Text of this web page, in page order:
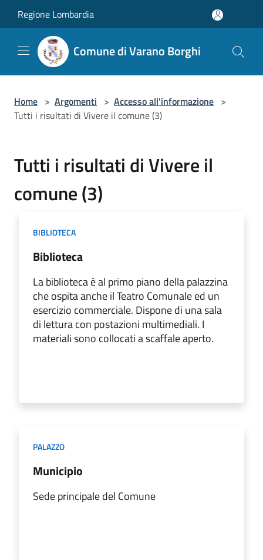
Regione Lombardia
Comune di Varano Borghi
Home > Argomenti > Accesso all'informazione >
Tutti i risultati di Vivere il comune (3)
Tutti i risultati di Vivere il
comune (3)
BIBLIOTECA
Biblioteca
La biblioteca è al primo piano della palazzina
che ospita anche il Teatro Comunale ed un
esercizio commerciale. Dispone di una sala
di lettura con postazioni multimediali. I
materiali sono collocati a scaffale aperto.
PALAZZO
Municipio
Sede principale del Comune